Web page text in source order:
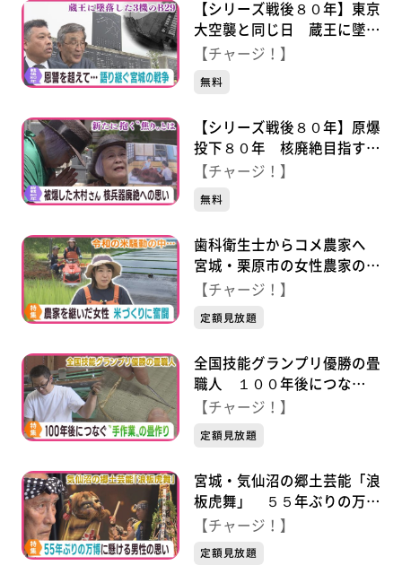
【シリーズ戦後８０年】東京
大空襲と同じ日 蔵王に墜落
した３機のＢ２９ 恩讐を超
【チャージ！】
無料
【シリーズ戦後８０年】原爆
投下８０年 核廃絶目指す仙
台市の木村緋紗子さん “焦
【チャージ！】
無料
歯科衛生士からコメ農家へ
宮城・栗原市の女性農家の奮
闘
【チャージ！】
定額見放題
全国技能グランプリ優勝の畳
職人 １００年後につな
ぐ“手作業”の畳作り
【チャージ！】
定額見放題
宮城・気仙沼の郷土芸能「浪
板虎舞」 ５５年ぶりの万博
に懸ける８０歳男性の思い
【チャージ！】
定額見放題